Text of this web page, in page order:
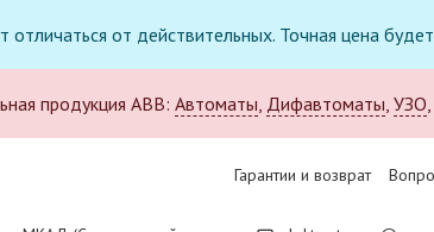
отличаться от действительных. Точная цена
продукция ABB: Автоматы, Дифавтоматы, УЗО,
Гарантии и возврат